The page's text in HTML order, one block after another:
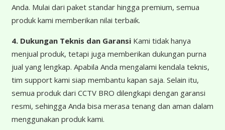
Anda. Mulai dari paket standar hingga premium, semua
produk kami memberikan nilai terbaik.
4. Dukungan Teknis dan GaransiKami tidak hanya
menjual produk, tetapi juga memberikan dukungan purna
jual yang lengkap. Apabila Anda mengalami kendala teknis,
tim support kami siap membantu kapan saja. Selain itu,
semua produk dari CCTV BRO dilengkapi dengan garansi
resmi, sehingga Anda bisa merasa tenang dan aman dalam
menggunakan produk kami.